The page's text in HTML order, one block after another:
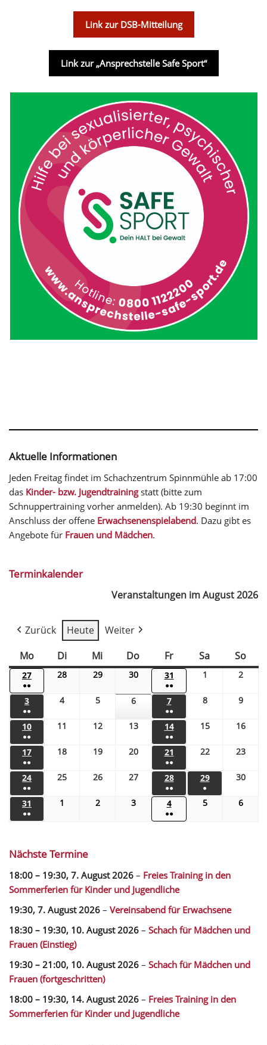
Link zur DSB-Mitteilung
Link zur „Ansprechstelle Safe Sport“
Aktuelle Informationen
Jeden Freitag findet im Schachzentrum Spinnmühle ab 17:00
das Kinder- bzw. Jugendtrainingstatt (bitte zum
Schnuppertraining vorher anmelden). Ab 19:30 beginnt im
Anschluss der offene Erwachsenenspielabend. Dazu gibt es
Angebote für Frauen und Mädchen.
Terminkalender
Veranstaltungen im August 2026
Zurück Heute
Weiter
Mo
Di Mi Do Fr Sa So
27
●●
28 29 30 31
●●
1 2
3
●●
4 5 6 7
●●
8 9
10
●●
11 12 13 14
●●
15 16
17
●●
18 19 20 21
●●
22 23
24
●●
25 26 27 28
●●
29
●
30
31
●●
1 2 3 4
●●
5 6
Nächste Termine
18:00 – 19:30, 7. August 2026 – Freies Training in den
Sommerferien für Kinder und Jugendliche
19:30, 7. August 2026 – Vereinsabend für Erwachsene
18:30 – 19:30, 10. August 2026 – Schach für Mädchen und
Frauen (Einstieg)
19:30 – 21:00, 10. August 2026 – Schach für Mädchen und
Frauen (fortgeschritten)
18:00 – 19:30, 14. August 2026 – Freies Training in den
Sommerferien für Kinder und Jugendliche